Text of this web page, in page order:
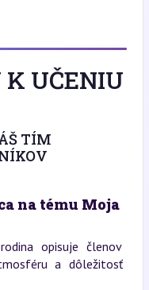
UČENIU
TÍM
na tému Moja
opisuje členov
a dôležitosť